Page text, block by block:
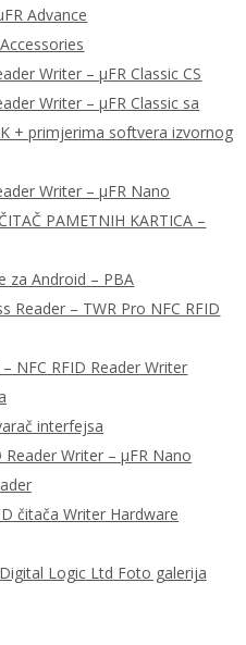
Advance
Writer – μFR Classic CS
Writer – μFR Classic sa
+ primjerima softvera izvornog
Writer – μFR Nano
PAMETNIH KARTICA –
za Android – PBA
Reader – TWR Pro NFC RFID
– NFC RFID Reader Writer
interfejsa
Reader Writer – μFR Nano
čitača Writer Hardware
Logic Ltd Foto galerija